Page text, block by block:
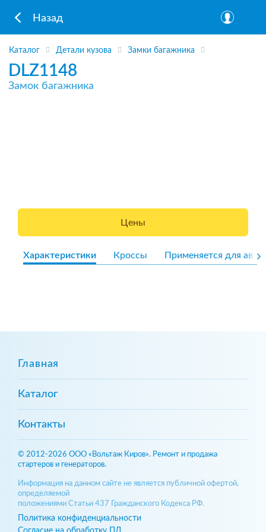
Назад
Каталог Детали кузова Замки багажника
DLZ1148
Замок багажника
Цены
Характеристики Кроссы Применяется для авто
Главная
Каталог
Контакты
© 2012-2026 ООО «Вольтаж Киров». Ремонт и продажа
стартеров и генераторов.
Информация на данном сайте не является публичной офертой,
определяемой
положениями Статьи 437 Гражданского Кодекса РФ.
Политика конфиденциальности